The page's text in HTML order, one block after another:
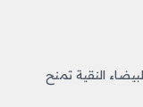
النقية تمنح